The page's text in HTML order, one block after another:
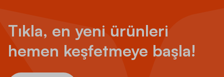
Tıkla, en yeni ürünleri
hemen keşfetmeye başla!